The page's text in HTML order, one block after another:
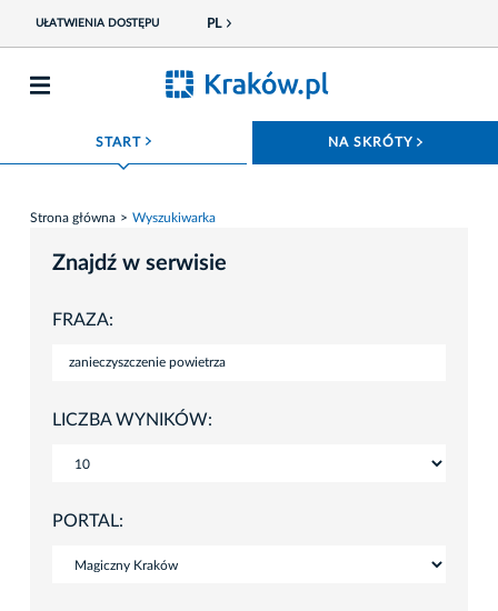
UŁATWIENIA DOSTĘPU PL
START ROZWIŃ MENU NA SKRÓTY
Strona główna Wyszukiwarka
Znajdź w serwisie
FRAZA:
LICZBA WYNIKÓW:
PORTAL: